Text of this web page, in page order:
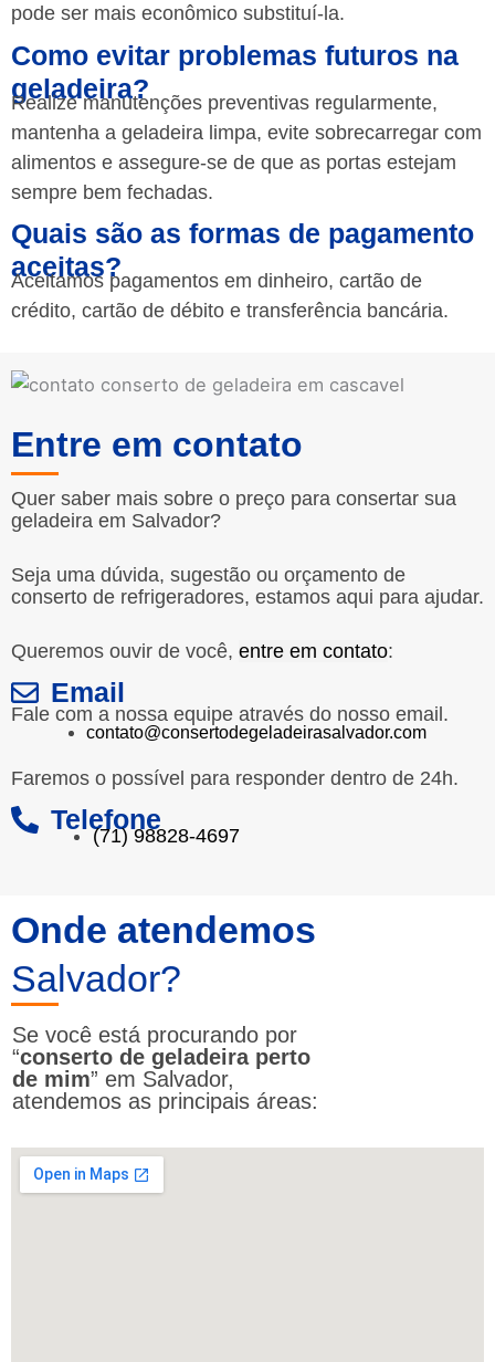
pode ser mais econômico substituí-la.
Como evitar problemas futuros na
geladeira?
Realize manutenções preventivas regularmente,
mantenha a geladeira limpa, evite sobrecarregar com
alimentos e assegure-se de que as portas estejam
sempre bem fechadas.
Quais são as formas de pagamento
aceitas?
Aceitamos pagamentos em dinheiro, cartão de
crédito, cartão de débito e transferência bancária.
Entre em contato
Quer saber mais sobre o preço para consertar sua
geladeira em Salvador?
Seja uma dúvida, sugestão ou orçamento de
conserto de refrigeradores, estamos aqui para ajudar.
Queremos ouvir de você, entre em contato:
Email
Fale com a nossa equipe através do nosso email.
contato@consertodegeladeirasalvador.com
Faremos o possível para responder dentro de 24h.
Telefone
(71) 98828-4697
Onde atendemos
Salvador?
Se você está procurando por
“conserto de geladeira perto
de mim” em Salvador,
atendemos as principais áreas: